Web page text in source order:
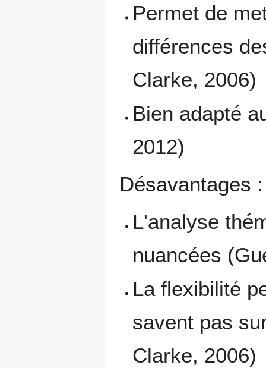
Permet de
différences
Clarke, 2006)
Bien adapté
2012)
Désavantages :
L'analyse
nuancées
La flexibilité
savent pas
Clarke, 2006)